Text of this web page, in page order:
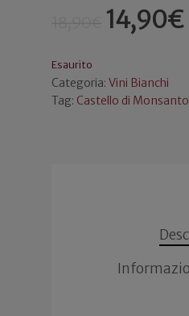
14,90€
Esaurito
Categoria: Vini Bianchi
Tag: Castello di Monsanto